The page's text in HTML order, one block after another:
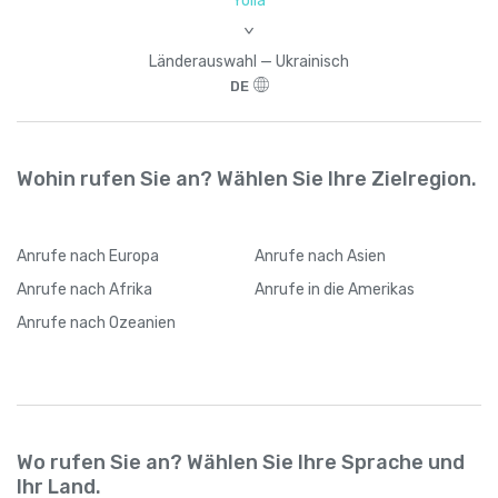
>
Länderauswahl — Ukrainisch
DE
Wohin rufen Sie an? Wählen Sie Ihre Zielregion.
Anrufe nach Europa Anrufe nach Asien
Anrufe nach Afrika Anrufe in die Amerikas
Anrufe nach Ozeanien
Wo rufen Sie an? Wählen Sie Ihre Sprache und
Ihr Land.